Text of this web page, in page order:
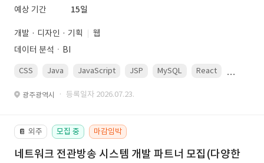
예상 기간
15일
개발 · 디자인 · 기획
웹
데이터 분석ㆍBI
CSS Java JavaScript JSP MySQL React
광주광역시 · 등록일자 2026.07.23.
📔 외주 모집 중 마감임박
네트워크 전관방송 시스템 개발 파트너 모집(다양한